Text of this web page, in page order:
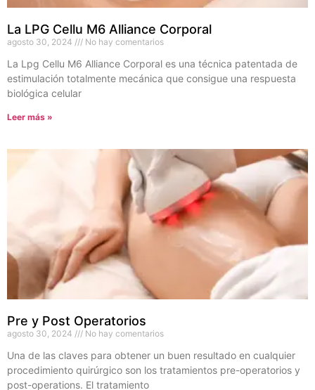
La LPG Cellu M6 Alliance Corporal
agosto 30, 2024 No hay comentarios
La Lpg Cellu M6 Alliance Corporal es una técnica patentada de
estimulación totalmente mecánica que consigue una respuesta
biológica celular
Leer más »
Pre y Post Operatorios
agosto 30, 2024 No hay comentarios
Una de las claves para obtener un buen resultado en cualquier
procedimiento quirúrgico son los tratamientos pre-operatorios y
post-operations. El tratamiento